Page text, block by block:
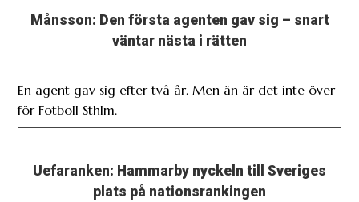
Månsson: Den första agenten gav sig – snart
väntar nästa i rätten
En agent gav sig efter två år. Men än är det inte över
för Fotboll Sthlm.
Uefaranken: Hammarby nyckeln till Sveriges
plats på nationsrankingen